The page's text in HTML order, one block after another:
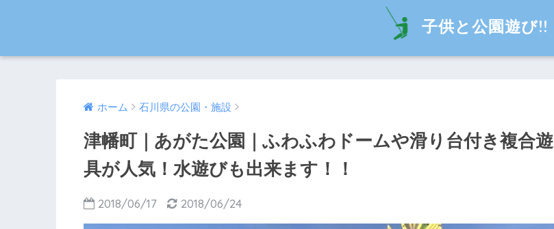
子供と公園遊び!!
ホーム 石川県の公園・施設
津幡町｜あがた公園｜ふわふわドームや滑り台付き複合遊
具が人気！水遊びも出来ます！！
2018/06/17 2018/06/24